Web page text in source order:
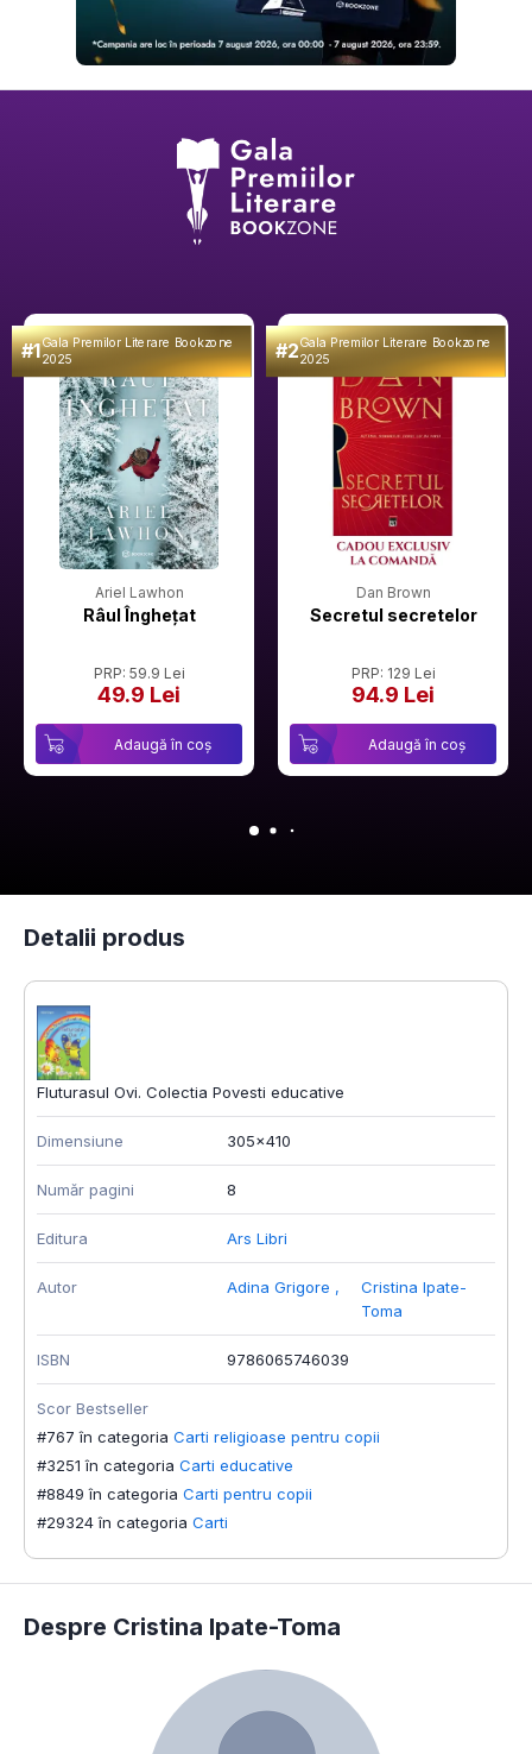
#1Gala Premilor Literare Bookzone
2025
Ariel Lawhon
Râul Înghețat
PRP: 59.9 Lei
49.9 Lei
Adaugă în coș
#2Gala Premilor Literare Bookzone
2025
Dan Brown
Secretul secretelor
PRP: 129 Lei
94.9 Lei
Adaugă în coș
Detalii produs
Fluturasul Ovi. Colectia Povesti educative
Dimensiune 305x410
Număr pagini 8
Editura Ars Libri
Autor Adina Grigore ,
Cristina Ipate-
Toma
ISBN 9786065746039
Scor Bestseller
#767 în categoria Carti religioase pentru copii
#3251 în categoria Carti educative
#8849 în categoria Carti pentru copii
#29324 în categoria Carti
Despre Cristina Ipate-Toma